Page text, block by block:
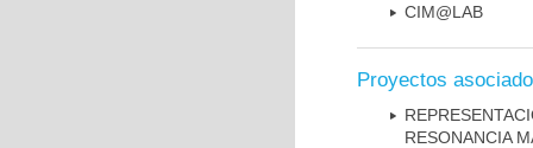
CIM@LAB
Proyectos
RESONANCIA